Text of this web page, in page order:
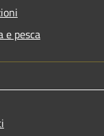
e pesca